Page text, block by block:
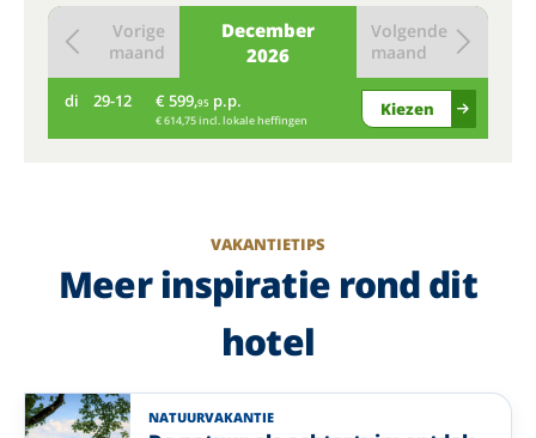
December
2026
Vorige
maand
Volgende
maand
di 29-12 € 599,95 p.p.
€ 614,75 incl. lokale heffingen
Kiezen
VAKANTIETIPS
Meer inspiratie rond dit
hotel
NATUURVAKANTIE